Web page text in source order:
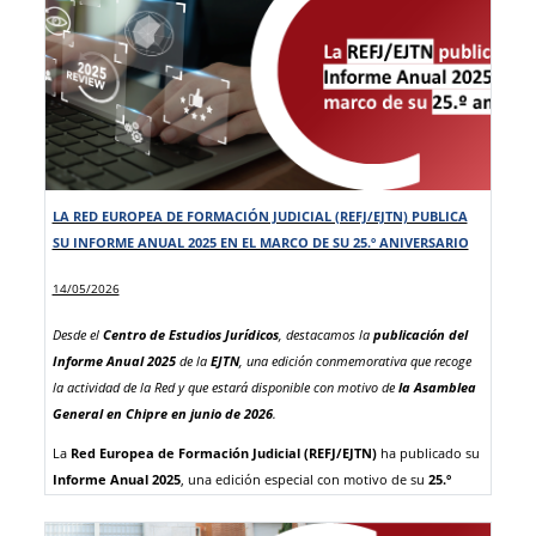
Accede a toda la información del evento
Reja Herrero, junto a la
Jefa de Área de Formación Internacional
del centro, Carolina Crespo Migoya y el
Jefe de Servicio de
Formación Internacional, Gustavo García Fernández.
Durante su intervención, Teresa Muñoz-Reja Herrero destacó que ““El
Programa AIAKOS es mucho más que un intercambio: es un puente
entre tradiciones jurídicas y una plataforma para construir relaciones
profesionales duraderas.”
Una semana de formación y visitas institucionales
características del sistema judicial español
oportunidad de visitar instituciones clave como el
Tribunal
Supremo, donde podrán conocer de primera mano su
funcionamiento y organización. Además, hoy lunes 18 de mayo
compartirán aulas junto a los alumnos de la 64ª Promoción de la
semana pasada en distintos destinos europeos, intercambiando
experiencias y conocimientos.
Asimismo, el jueves 21 de mayo,recibirán unas ponencias a cargo
LA RED EUROPEA DE FORMACIÓN JUDICIAL (REFJ/EJTN) PUBLICA
SU INFORME ANUAL 2025 EN EL MARCO DE SU 25.º ANIVERSARIO
14/05/2026
Desde el Centro de Estudios Jurídicos, destacamos la publicación del
Informe Anual 2025de la EJTN, una edición conmemorativa que recoge
la actividad de la Red y que estará disponible con motivo de la Asamblea
General en Chipre en junio de 2026.
La Red Europea de Formación Judicial (REFJ/EJTN)ha publicado su
Informe Anual 2025, una edición especial con motivo de su 25.º
desarrollados durante el último año en materia de formación judicial